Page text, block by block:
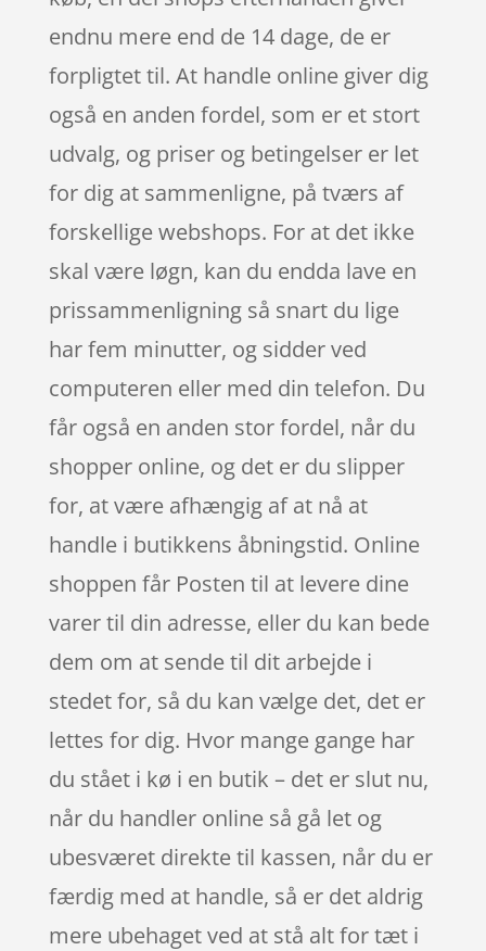
endnu mere end de 14 dage, de er
forpligtet til. At handle online giver dig
også en anden fordel, som er et stort
udvalg, og priser og betingelser er let
for dig at sammenligne, på tværs af
forskellige webshops. For at det ikke
skal være løgn, kan du endda lave en
prissammenligning så snart du lige
har fem minutter, og sidder ved
computeren eller med din telefon. Du
får også en anden stor fordel, når du
shopper online, og det er du slipper
for, at være afhængig af at nå at
handle i butikkens åbningstid. Online
shoppen får Posten til at levere dine
varer til din adresse, eller du kan bede
dem om at sende til dit arbejde i
stedet for, så du kan vælge det, det er
lettes for dig. Hvor mange gange har
du stået i kø i en butik – det er slut nu,
når du handler online så gå let og
ubesværet direkte til kassen, når du er
færdig med at handle, så er det aldrig
mere ubehaget ved at stå alt for tæt i